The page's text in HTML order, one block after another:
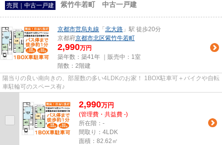
売買｜中古一戸建 紫竹牛若町 中古一戸建
京都市営烏丸線 「 北大路 」駅 徒歩20分
京都府京都市北区紫竹牛若町
2,990万円
築年数：築41年 ｜販売中： 1室
階数：2階建
陽当りの良い南向きの、部屋数の多い4LDKのお家！ 1BOX駐車可＋バイクや自転
車駐輪可のスペース有♪
2,990万円
(管理費・共益費 -)
所在階：-
間取り：4LDK
面積：82.62㎡